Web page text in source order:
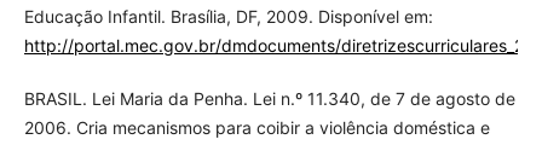
Educação Infantil. Brasília, DF, 2009. Disponível em:
http://portal.mec.gov.br/dmdocuments/
BRASIL. Lei Maria da Penha. Lei n.º 11.340, de 7 de agosto de
2006. Cria mecanismos para coibir a violência doméstica e